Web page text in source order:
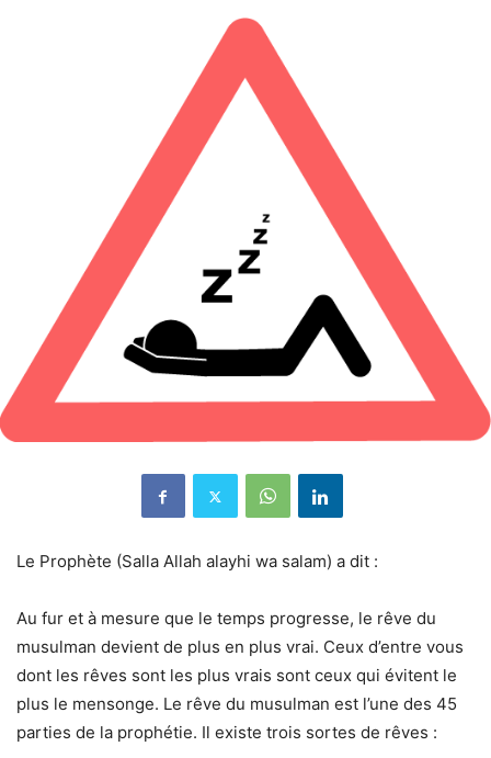
Le Prophète (Salla Allah alayhi wa salam) a dit :
Au fur et à mesure que le temps progresse, le rêve du
musulman devient de plus en plus vrai. Ceux d’entre vous
dont les rêves sont les plus vrais sont ceux qui évitent le
plus le mensonge. Le rêve du musulman est l’une des 45
parties de la prophétie. Il existe trois sortes de rêves :